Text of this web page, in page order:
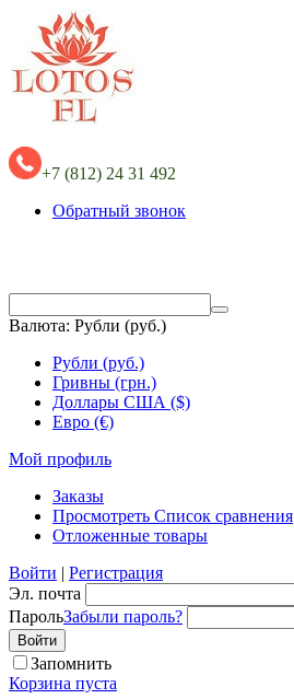
+7 (812) 24 31 492
Обратный звонок
Валюта: Рубли (руб.)
Рубли (руб.)
Гривны (грн.)
Доллары США ($)
Евро (€)
Мой профиль
Заказы
Просмотреть Список сравнения
Отложенные товары
Войти | Регистрация
Эл. почта
ПарольЗабыли пароль?
Запомнить
Корзина пуста